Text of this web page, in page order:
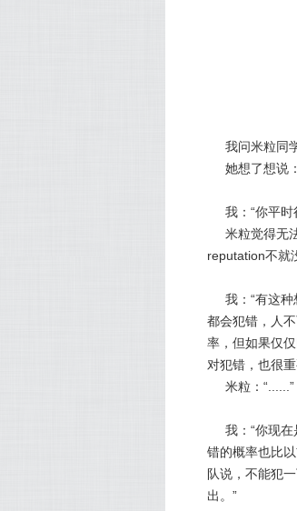
我问米粒同
她想了想说
我：“你平
米粒觉得无
reputation不就
我：“有这
都会犯错，人
率，但如果仅
对犯错，也很
米粒：“......”
我：“你现
错的概率也比
队说，不能犯
出。”